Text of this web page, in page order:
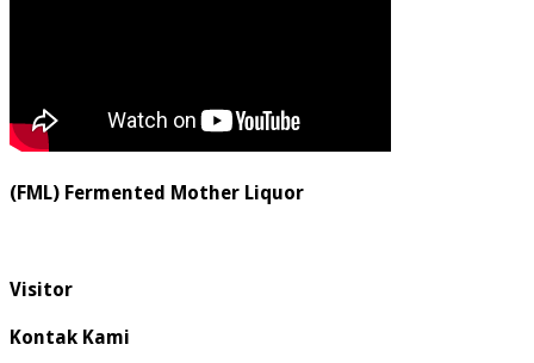
(FML) Fermented Mother Liquor
Visitor
Kontak Kami